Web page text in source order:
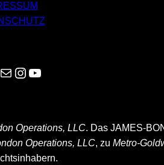
Mail Instagram YouTube
Operations, LLC. Das JAMES-
Operations, LLC, zu Metro-